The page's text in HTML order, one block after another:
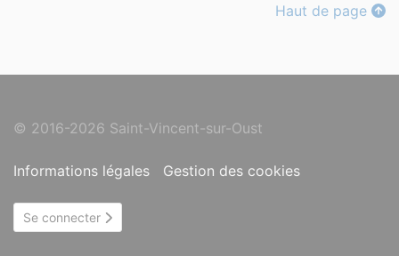
Haut de page
© 2016-2026 Saint-Vincent-sur-Oust
Informations légales Gestion des cookies
Se connecter